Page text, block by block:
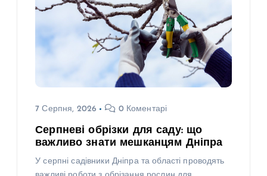
7 Серпня, 2026 0 Коментарі
Серпневі обрізки для саду: що
важливо знати мешканцям Дніпра
У серпні садівники Дніпра та області проводять